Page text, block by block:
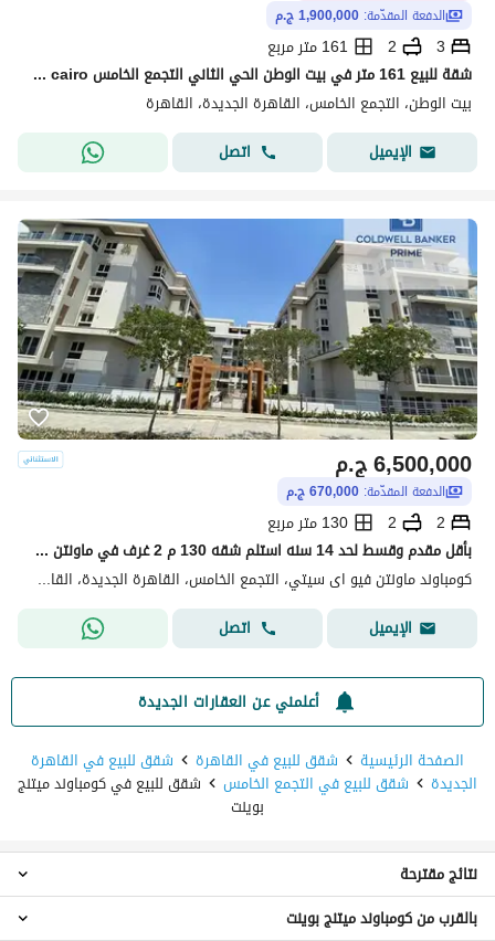
الدفعة المقدّمة: 1,900,000 ج.م
3
2
161 متر مربع
شقة للبيع 161 متر في بيت الوطن الحي الثاني التجمع الخامس beit al watan 5th settlement new cairo
بيت الوطن، التجمع الخامس، القاهرة الجديدة، القاهرة
الإيميل
اتصل
ج.م6,500,000
الدفعة المقدّمة: 670,000 ج.م
2
2
130 متر مربع
بأقل مقدم وقسط لحد 14 سنه استلم شقه 130 م 2 غرف في ماونتن فيو اى سيتي في قلب الجولدن سكوير التجمع الخامس القاهره الجديده او استفيد بخصم في حاله الكاش
كومباوند ماونتن فيو اى سيتي، التجمع الخامس، القاهرة الجديدة، القاهرة
الإيميل
اتصل
أعلمني عن العقارات الجديدة
الصفحة الرئيسية
شقق للبيع في القاهرة شقق للبيع في القاهرة
الجديدة شقق للبيع في التجمع الخامس شقق للبيع في كومباوند ميتنج
بوينت
شقق 3 غرف نوم للبيع في كومباوند ميتنج بوينت
نتائج مقترحة
بالقرب من كومباوند ميتنج بوينت